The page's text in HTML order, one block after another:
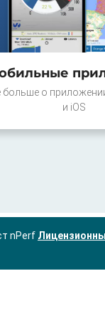
больше о
и iOS
nPerf